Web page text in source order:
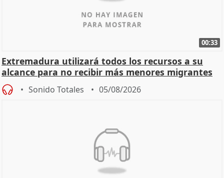
00:33
Extremadura utilizará todos los recursos a su
alcance para no recibir más menores migrantes
Sonido Totales 05/08/2026